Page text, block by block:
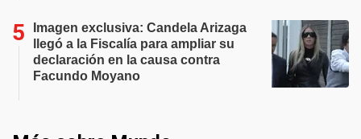
Imagen exclusiva: Candela Arizaga
llegó a la Fiscalía para ampliar su
declaración en la causa contra
Facundo Moyano